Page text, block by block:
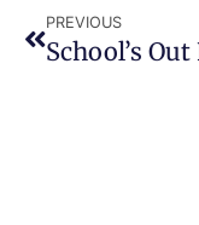
PREVIOUS